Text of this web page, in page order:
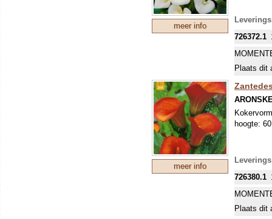
meer info
726372.1
Plaats dit
meer info
hoogte:
726380.1
Plaats dit